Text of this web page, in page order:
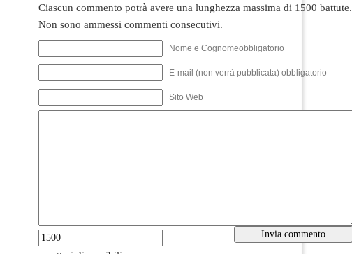
Ciascun commento potrà avere una lunghezza massima di 1500 battute.
Non sono ammessi commenti consecutivi.
Nome e Cognomeobbligatorio
E-mail (non verrà pubblicata) obbligatorio
Sito Web